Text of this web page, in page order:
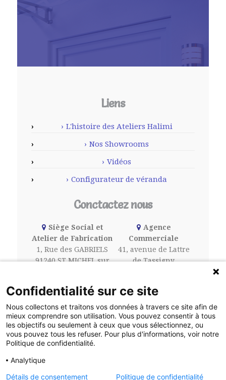
Liens
L'histoire des Ateliers Halimi
Nos Showrooms
Vidéos
Configurateur de véranda
Conctactez nous
Siège Social et
Atelier de Fabrication
1, Rue des GABRIELS
91240 ST MICHEL sur
Agence
Commerciale
41, avenue de Lattre
de Tassigny
01 45 95 15 15
Le Blog
Confidentialité sur ce site
Nous collectons et traitons vos données à travers ce site afin de
mieux comprendre son utilisation. Vous pouvez consentir à tous
les objectifs ou seulement à ceux que vous sélectionnez, ou
vous pouvez tous les refuser. Pour plus d'informations, voir notre
Politique de confidentialité.
Analytique
Détails de consentement
Politique de confidentialité